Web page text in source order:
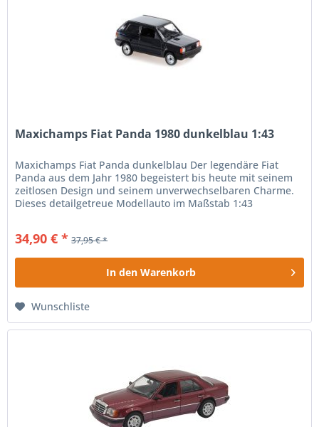
Maxichamps Fiat Panda 1980 dunkelblau 1:43
Maxichamps Fiat Panda dunkelblau Der legendäre Fiat
Panda aus dem Jahr 1980 begeistert bis heute mit seinem
zeitlosen Design und seinem unverwechselbaren Charme.
Dieses detailgetreue Modellauto im Maßstab 1:43
34,90 € * 37,95 € *
In den Warenkorb
Wunschliste